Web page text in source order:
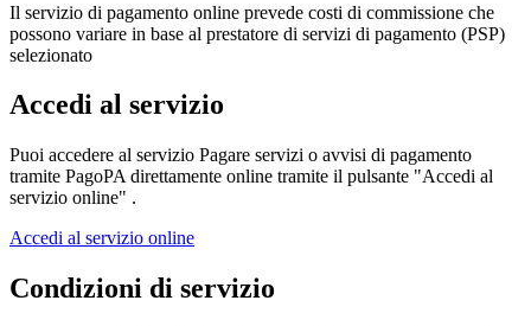
Il servizio di pagamento online prevede costi di commissione che
possono variare in base al prestatore di servizi di pagamento (PSP)
selezionato
Accedi al servizio
Puoi accedere al servizio Pagare servizi o avvisi di pagamento
tramite PagoPA direttamente online tramite il pulsante "Accedi al
servizio online" .
Accedi al servizio online
Condizioni di servizio